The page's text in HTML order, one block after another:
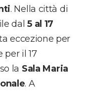
. Nella città di
dal5 al 17
eccezione per
per il 17
la Sala Maria
. A